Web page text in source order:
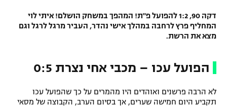
דקה 90, 1:2 להפועל פ"ת! המהפך במשחק הושלם! איתי לוי
המחליף פרץ לרחבה במהלך אישי נהדר, העביר מרגל לרגל וגם
מצא את הרשת.
הפועל עכו – מכבי אחי נצרת 0:5
לא הרבה פרשנים ואוהדים היו מהמרים על כך שהפועל עכו
תקביע היום חמישה שערים, אך בסיום הערב, הקבוצה של מסאי